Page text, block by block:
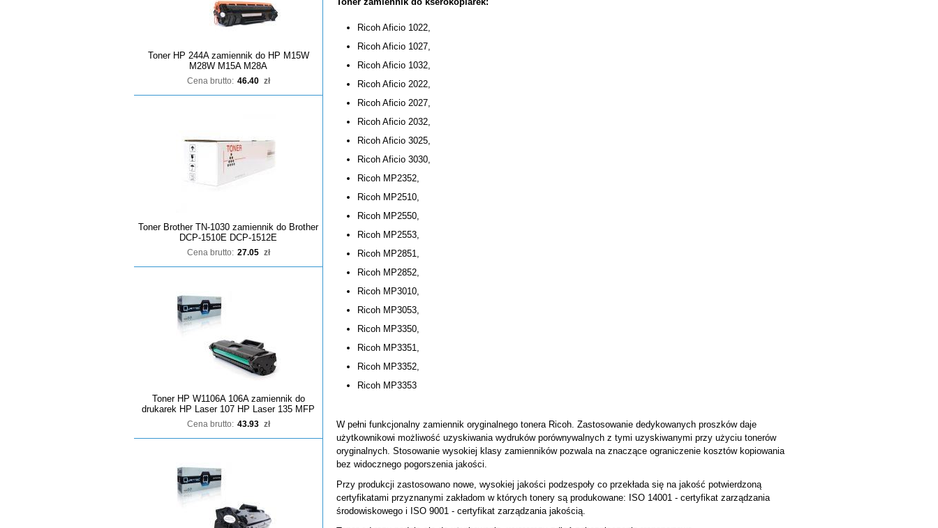
Toner HP 244A zamiennik do HP M15W
M28W M15A M28A
Cena brutto: 46.40 zł
Toner Brother TN-1030 zamiennik do Brother
DCP-1510E DCP-1512E
Cena brutto: 27.05 zł
Toner HP W1106A 106A zamiennik do
drukarek HP Laser 107 HP Laser 135 MFP
Cena brutto: 43.93 zł
Ricoh Aficio 1022,
Ricoh Aficio 1027,
Ricoh Aficio 1032,
Ricoh Aficio 2022,
Ricoh Aficio 2027,
Ricoh Aficio 2032,
Ricoh Aficio 3025,
Ricoh Aficio 3030,
Ricoh MP2352,
Ricoh MP2510,
Ricoh MP2550,
Ricoh MP2553,
Ricoh MP2851,
Ricoh MP2852,
Ricoh MP3010,
Ricoh MP3053,
Ricoh MP3350,
Ricoh MP3351,
Ricoh MP3352,
Ricoh MP3353
W pełni funkcjonalny zamiennik oryginalnego tonera Ricoh. Zastosowanie dedykowanych proszków daje
użytkownikowi możliwość uzyskiwania wydruków porównywalnych z tymi uzyskiwanymi przy użyciu tonerów
oryginalnych. Stosowanie wysokiej klasy zamienników pozwala na znaczące ograniczenie kosztów kopiowania
bez widocznego pogorszenia jakości.
Przy produkcji zastosowano nowe, wysokiej jakości podzespoły co przekłada się na jakość potwierdzoną
certyfikatami przyznanymi zakładom w których tonery są produkowane: ISO 14001 - certyfikat zarządzania
środowiskowego i ISO 9001 - certyfikat zarządzania jakością.